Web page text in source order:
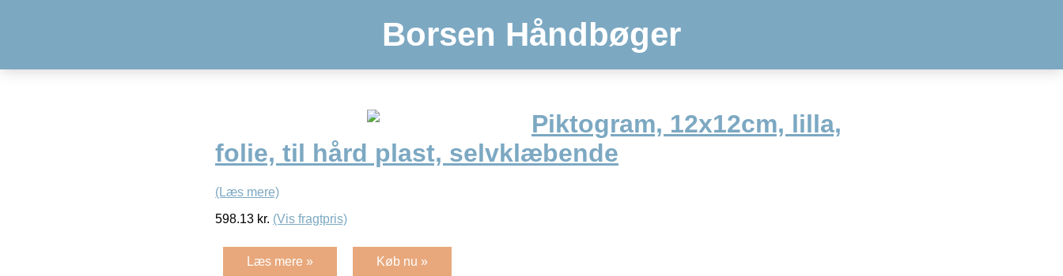
Borsen Håndbøger
Piktogram, 12x12cm, lilla,
folie, til hård plast, selvklæbende
(Læs mere)
598.13 kr. (Vis fragtpris)
Læs mere » Køb nu »